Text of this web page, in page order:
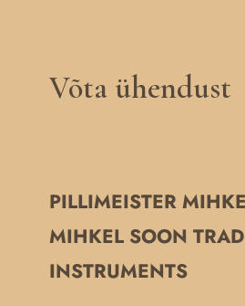
Võta ühendust
PILLIMEISTER
MIHKEL SOON
INSTRUMENTS